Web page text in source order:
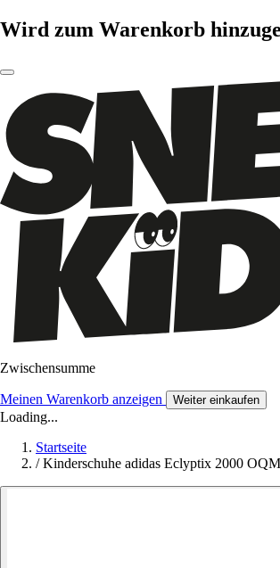
Wird zum Warenkorb
Zwischensumme
Meinen Warenkorb anzeigen Weiter einkaufen
Loading...
Startseite
/ Kinderschuhe adidas Eclyptix 2000